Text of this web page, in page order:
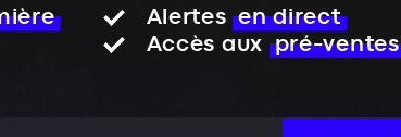
Alertes en direct
Accès aux pré-ventes